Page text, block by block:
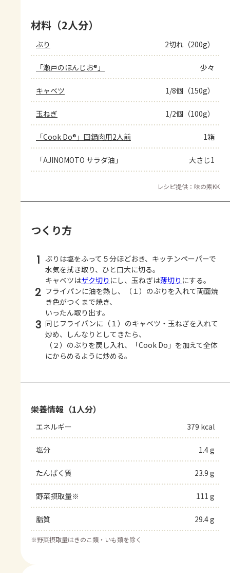
材料（2人分）
ぶり 2切れ（200g）
「瀬戸のほんじお®」 少々
キャベツ 1/8個（150g）
玉ねぎ 1/2個（100g）
「Cook Do®」回鍋肉用2人前 1箱
「AJINOMOTO サラダ油」 大さじ1
レシピ提供：味の素KK
つくり方
1 ぶりは塩をふって５分ほどおき、キッチンペーパーで
水気を拭き取り、ひと口大に切る。
キャベツはザク切り にし、玉ねぎは薄切り にする。
2 フライパンに油を熱し、（１）のぶりを入れて両面焼
き色がつくまで焼き、
いったん取り出す。
3 同じフライパンに（１）のキャベツ・玉ねぎを入れて
炒め、しんなりとしてきたら、
（２）のぶりを戻し入れ、「Cook Do」を加えて全体
にからめるように炒める。
栄養情報（1人分）
エネルギー 379 kcal
塩分 1.4 g
たんぱく質 23.9 g
野菜摂取量※ 111 g
脂質 29.4 g
※野菜摂取量はきのこ類・いも類を除く